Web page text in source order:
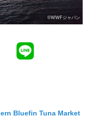
©WWFジャパン
Bluefin Tuna Market